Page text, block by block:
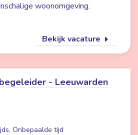
woonomgeving.
Bekijk vacature
- Leeuwarden
Onbepaalde tijd